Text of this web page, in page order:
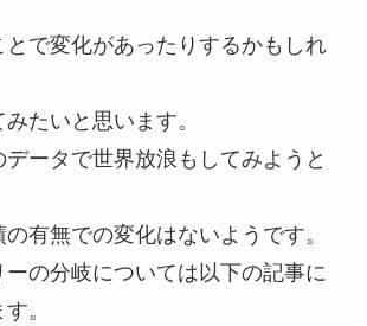
で変化があったりするかもしれ
たいと思います。
データで世界放浪もしてみようと
無での変化はないようです。
分岐については以下の記事に
。